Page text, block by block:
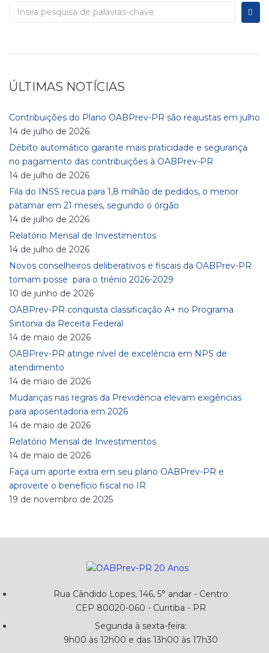
ÚLTIMAS NOTÍCIAS
Contribuições do Plano OABPrev-PR são reajustas em julho
14 de julho de 2026
Débito automático garante mais praticidade e segurança
no pagamento das contribuições à OABPrev-PR
14 de julho de 2026
Fila do INSS recua para 1,8 milhão de pedidos, o menor
patamar em 21 meses, segundo o órgão
14 de julho de 2026
Relatório Mensal de Investimentos
14 de julho de 2026
Novos conselheiros deliberativos e fiscais da OABPrev-PR
tomam posse para o triênio 2026-2029
10 de junho de 2026
OABPrev-PR conquista classificação A+ no Programa
Sintonia da Receita Federal
14 de maio de 2026
OABPrev-PR atinge nível de excelência em NPS de
atendimento
14 de maio de 2026
Mudanças nas regras da Previdência elevam exigências
para aposentadoria em 2026
14 de maio de 2026
Relatório Mensal de Investimentos
14 de maio de 2026
Faça um aporte extra em seu plano OABPrev-PR e
aproveite o benefício fiscal no IR
19 de novembro de 2025
Rua Cândido Lopes, 146, 5° andar - Centro
CEP 80020-060 - Curitiba - PR
Segunda à sexta-feira:
9h00 às 12h00 e das 13h00 às 17h30